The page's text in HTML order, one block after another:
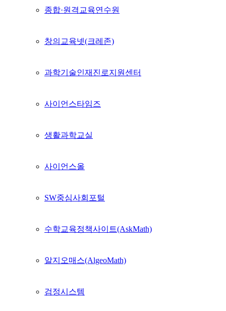
종합·원격교육연수원
창의교육넷(크레존)
과학기술인재진로지원센터
사이언스타임즈
생활과학교실
사이언스올
SW중심사회포털
수학교육정책사이트(AskMath)
알지오매스(AlgeoMath)
검정시스템